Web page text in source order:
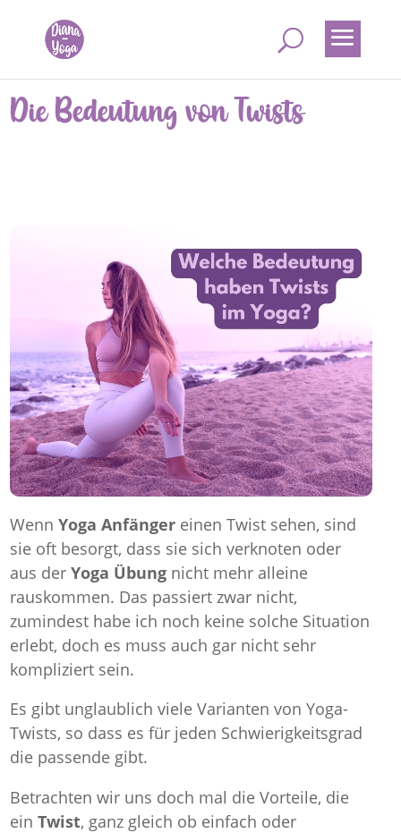
Die Bedeutung von Twists
WennYoga Anfänger einen Twist sehen, sind
sie oft besorgt, dass sie sich verknoten oder
aus derYoga Übung nicht mehr alleine
rauskommen. Das passiert zwar nicht,
zumindest habe ich noch keine solche Situation
erlebt, doch es muss auch gar nicht sehr
kompliziert sein.
Es gibt unglaublich viele Varianten von Yoga-
Twists, so dass es für jeden Schwierigkeitsgrad
die passende gibt.
Betrachten wir uns doch mal die Vorteile, die
einTwist, ganz gleich ob einfach oder